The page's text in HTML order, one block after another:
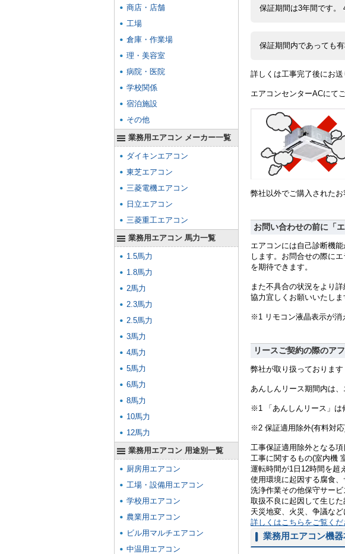
保証期間は3年間です。
保証期間内であっても
詳しくは工事完了後にお
エアコンセンターACにて
弊社以外でご購入された
お問い合わせの前に「
エアコンには自己診断機
します。お問合せの際に
を期待できます。
また不具合の状況をより
協力宜しくお願いいたしま
※1 リモコン液晶表示が消
リースご契約の際のア
弊社が取り扱っておりま
あんしんリース期間内は
※1 「あんしんリース」は
※2 保証適用除外(有料対応
工事保証適用除外となる項
工事に関するもの(室内機
運転時間が1日12時間を超
使用環境に起因する腐食
洗浄作業その他保守サー
取扱不良に起因して生じ
天災地変、火災、争議な
詳しくはこちらをご覧くだ
業務用エアコン機
商店・店舗
工場
倉庫・作業場
理・美容室
病院・医院
学校関係
宿泊施設
その他
業務用エアコン メーカー一覧
ダイキンエアコン
東芝エアコン
三菱電機エアコン
日立エアコン
三菱重工エアコン
業務用エアコン 馬力一覧
1.5馬力
1.8馬力
2馬力
2.3馬力
2.5馬力
3馬力
4馬力
5馬力
6馬力
8馬力
10馬力
12馬力
業務用エアコン 用途別一覧
厨房用エアコン
工場・設備用エアコン
学校用エアコン
農業用エアコン
ビル用マルチエアコン
中温用エアコン